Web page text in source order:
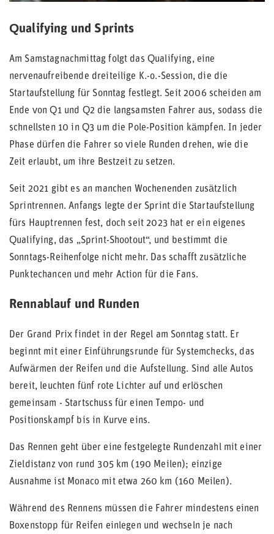
Qualifying und Sprints
Am Samstagnachmittag folgt das Qualifying, eine
nervenaufreibende dreiteilige K.-o.-Session, die die
Startaufstellung für Sonntag festlegt. Seit 2006 scheiden am
Ende von Q1 und Q2 die langsamsten Fahrer aus, sodass die
schnellsten 10 in Q3 um die Pole-Position kämpfen. In jeder
Phase dürfen die Fahrer so viele Runden drehen, wie die
Zeit erlaubt, um ihre Bestzeit zu setzen.
Seit 2021 gibt es an manchen Wochenenden zusätzlich
Sprintrennen. Anfangs legte der Sprint die Startaufstellung
fürs Hauptrennen fest, doch seit 2023 hat er ein eigenes
Qualifying, das „Sprint-Shootout“, und bestimmt die
Sonntags-Reihenfolge nicht mehr. Das schafft zusätzliche
Punktechancen und mehr Action für die Fans.
Rennablauf und Runden
Der Grand Prix findet in der Regel am Sonntag statt. Er
beginnt mit einer Einführungsrunde für Systemchecks, das
Aufwärmen der Reifen und die Aufstellung. Sind alle Autos
bereit, leuchten fünf rote Lichter auf und erlöschen
gemeinsam - Startschuss für einen Tempo- und
Positionskampf bis in Kurve eins.
Das Rennen geht über eine festgelegte Rundenzahl mit einer
Zieldistanz von rund 305 km (190 Meilen); einzige
Ausnahme ist Monaco mit etwa 260 km (160 Meilen).
Während des Rennens müssen die Fahrer mindestens einen
Boxenstopp für Reifen einlegen und wechseln je nach